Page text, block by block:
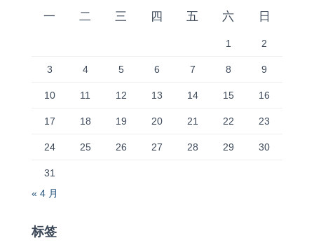
一 二 三 四 五 六 日
1 2
3 4 5 6 7 8 9
10 11 12 13 14 15 16
17 18 19 20 21 22 23
24 25 26 27 28 29 30
31
« 4 月
标签